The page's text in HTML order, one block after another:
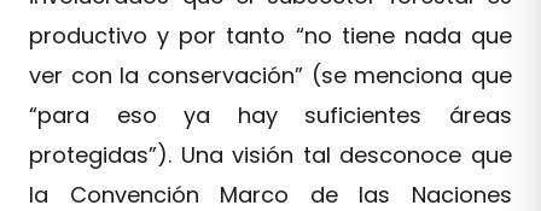
productivo y por tanto “no tiene nada que
ver con la conservación” (se menciona que
“para eso ya hay suficientes áreas
protegidas”). Una visión tal desconoce que
la Convención Marco de las Naciones